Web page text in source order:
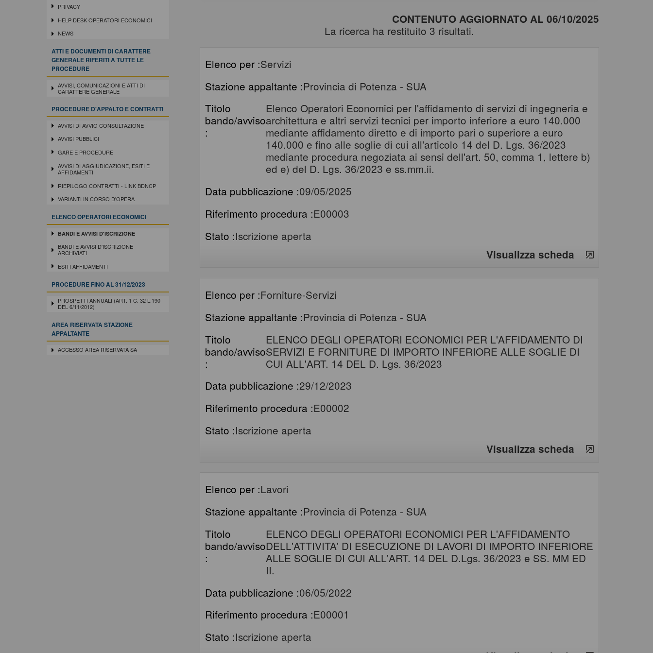
PRIVACY
HELP DESK OPERATORI ECONOMICI
NEWS
ATTI E DOCUMENTI DI CARATTERE
GENERALE RIFERITI A TUTTE LE
PROCEDURE
AVVISI, COMUNICAZIONI E ATTI DI
CARATTERE GENERALE
PROCEDURE D'APPALTO E CONTRATTI
AVVISI DI AVVIO CONSULTAZIONE
AVVISI PUBBLICI
GARE E PROCEDURE
AVVISI DI AGGIUDICAZIONE, ESITI E
AFFIDAMENTI
RIEPILOGO CONTRATTI - LINK BDNCP
VARIANTI IN CORSO D'OPERA
ELENCO OPERATORI ECONOMICI
BANDI E AVVISI D'ISCRIZIONE
BANDI E AVVISI D'ISCRIZIONE
ARCHIVIATI
ESITI AFFIDAMENTI
PROCEDURE FINO AL 31/12/2023
PROSPETTI ANNUALI (ART. 1 C. 32 L.190
DEL 6/11/2012)
AREA RISERVATA STAZIONE
APPALTANTE
ACCESSO AREA RISERVATA SA
CONTENUTO AGGIORNATO AL 06/10/2025
La ricerca ha restituito 3 risultati.
Elenco per :Servizi
Stazione appaltante :Provincia di Potenza - SUA
Titolo
bando/avviso
:
Elenco Operatori Economici per l'affidamento di servizi di ingegneria e
architettura e altri servizi tecnici per importo inferiore a euro 140.000
mediante affidamento diretto e di importo pari o superiore a euro
140.000 e fino alle soglie di cui all'articolo 14 del D. Lgs. 36/2023
mediante procedura negoziata ai sensi dell'art. 50, comma 1, lettere b)
ed e) del D. Lgs. 36/2023 e ss.mm.ii.
Data pubblicazione :09/05/2025
Riferimento procedura :E00003
Stato :Iscrizione aperta
Visualizza scheda
Elenco per :Forniture-Servizi
Stazione appaltante :Provincia di Potenza - SUA
Titolo
bando/avviso
:
ELENCO DEGLI OPERATORI ECONOMICI PER L'AFFIDAMENTO DI
SERVIZI E FORNITURE DI IMPORTO INFERIORE ALLE SOGLIE DI
CUI ALL'ART. 14 DEL D. Lgs. 36/2023
Data pubblicazione :29/12/2023
Riferimento procedura :E00002
Stato :Iscrizione aperta
Visualizza scheda
Elenco per :Lavori
Stazione appaltante :Provincia di Potenza - SUA
Titolo
bando/avviso
:
ELENCO DEGLI OPERATORI ECONOMICI PER L'AFFIDAMENTO
DELL'ATTIVITA' DI ESECUZIONE DI LAVORI DI IMPORTO INFERIORE
ALLE SOGLIE DI CUI ALL'ART. 14 DEL D.Lgs. 36/2023 e SS. MM ED
II.
Data pubblicazione :06/05/2022
Riferimento procedura :E00001
Stato :Iscrizione aperta